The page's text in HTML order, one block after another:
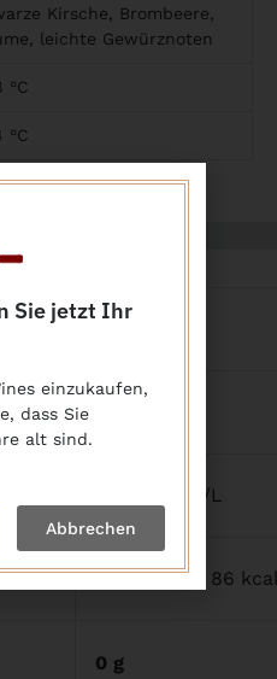
Kirsche, Brombeere,
leichte Gewürznoten
°C
°C
je 100ml
ca. 20–24 g/L
ca. 360 kJ / 86
0 g
Sie jetzt Ihr
einzukaufen,
dass Sie
alt sind.
Abbrechen